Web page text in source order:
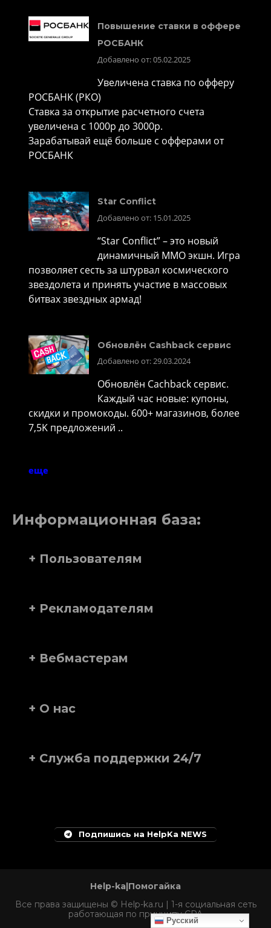
Повышение ставки в оффере
РОСБАНК
Добавлено от: 05.02.2025
Увеличена ставка по офферу
РОСБАНК (РКО)
Ставка за открытие расчетного счета
увеличена с 1000р до 3000р.
Зарабатывай ещё больше с офферами от
РОСБАНК
Star Conflict
Добавлено от: 15.01.2025
“Star Conflict” – это новый
динамичный MMO экшн. Игра
позволяет сесть за штурвал космического
звездолета и принять участие в массовых
битвах звездных армад!
Обновлён Cashback сервис
Добавлено от: 29.03.2024
Обновлён Cachback сервис.
Каждый час новые: купоны,
скидки и промокоды. 600+ магазинов, более
7,5K предложений ..
еще
Информационная база:
+ Пользователям
+ Рекламодателям
+ Вебмастерам
+ О нас
+ Служба поддержки 24/7
Подпишись на HelpKa NEWS
Help-ka|Помогайка
Все права защищены © Help-ka.ru | 1-я социальная сеть
работающая по принципу CPA
Русский